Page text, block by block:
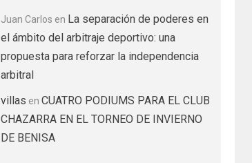
Juan Carlos en La separación de poderes en
el ámbito del arbitraje deportivo: una
propuesta para reforzar la independencia
arbitral
villas en CUATRO PODIUMS PARA EL CLUB
CHAZARRA EN EL TORNEO DE INVIERNO
DE BENISA